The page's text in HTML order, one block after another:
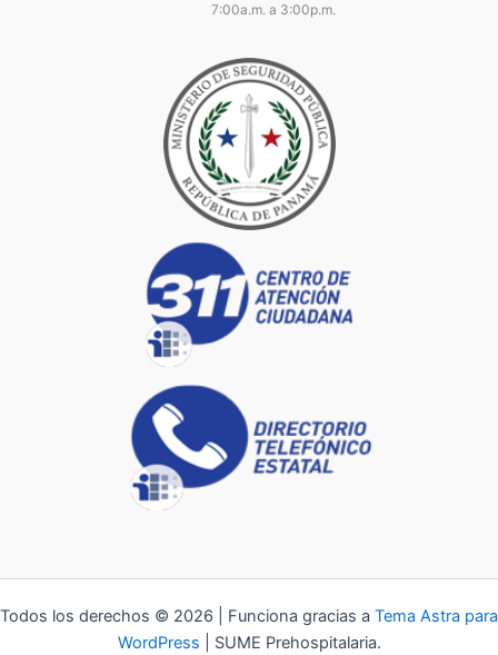
7:00a.m. a 3:00p.m.
Todos los derechos © 2026 | Funciona gracias a Tema Astra para
WordPress | SUME Prehospitalaria.